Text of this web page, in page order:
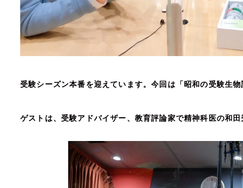
受験シーズン本番を迎えています。今回は「昭和の受験生物
ゲストは、受験アドバイザー、教育評論家で精神科医の和田